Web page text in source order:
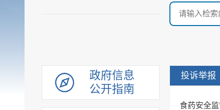
政府信息
公开指南
投诉举报
食药安全